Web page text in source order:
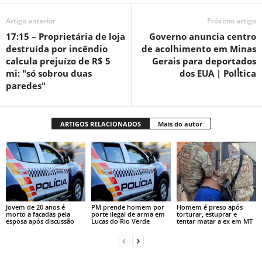
Artigo anterior
17:15 – Proprietária de loja
destruída por incêndio
calcula prejuízo de R$ 5
mi: "só sobrou duas
paredes"
Próximo artigo
Governo anuncia centro
de acolhimento em Minas
Gerais para deportados
dos EUA | Polأ­tica
ARTIGOS RELACIONADOS Mais do autor
Jovem de 20 anos é
morto a facadas pela
esposa após discussão
PM prende homem por
porte ilegal de arma em
Lucas do Rio Verde
Homem é preso após
torturar, estuprar e
tentar matar a ex em MT